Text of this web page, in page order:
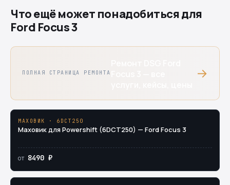
Что ещё может понадобиться для
Ford Focus 3
ПОЛНАЯ СТРАНИЦА РЕМОНТА →
МАХОВИК · 6DCT250
Маховик для Powershift (6DCT250) — Ford Focus 3
от 8490 ₽